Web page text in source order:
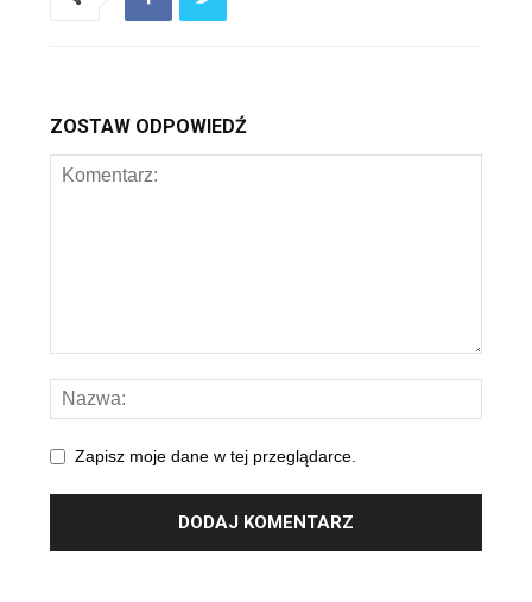
ZOSTAW ODPOWIEDŹ
Zapisz moje dane w tej przeglądarce.